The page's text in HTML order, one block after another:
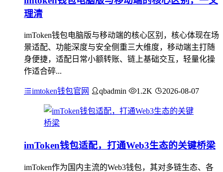
理清
imToken钱包电脑版与移动端的核心区别，核心体现在场
景适配、功能深度与安全侧重三大维度，移动端主打随
身便捷，适配日常小额转账、链上基础交互，轻量化操
作适合碎...
imtoken钱包官网 qbadmin 1.2K 2026-08-07
imToken钱包适配，打通Web3生态的关键桥梁
imToken作为国内主流的Web3钱包，其对多链生态、各